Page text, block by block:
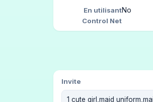
En utilisant
Control Net
No
Invite